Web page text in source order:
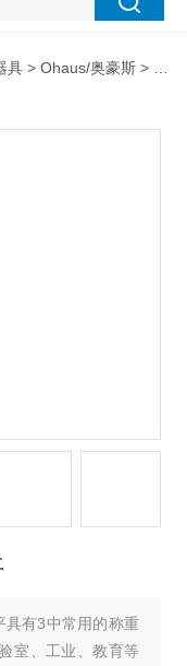
具 >Ohaus/奥豪斯 > 奥豪斯 PR124ZH电子天平
具有3中常用的称重
、工业、教育等